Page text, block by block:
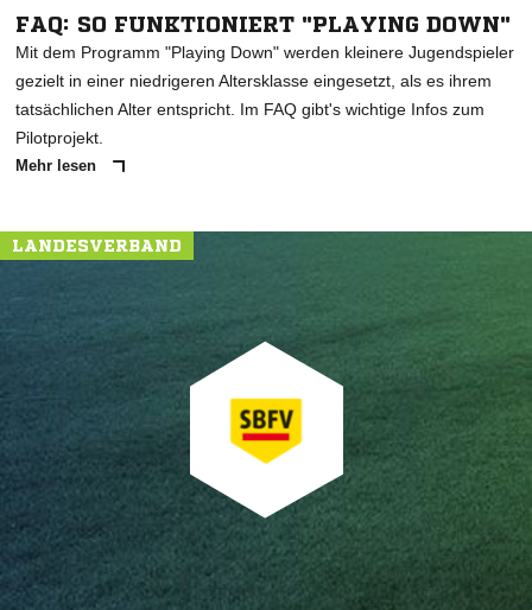
FAQ: SO FUNKTIONIERT "PLAYING DOWN"
Mit dem Programm "Playing Down" werden kleinere Jugendspieler
gezielt in einer niedrigeren Altersklasse eingesetzt, als es ihrem
tatsächlichen Alter entspricht. Im FAQ gibt's wichtige Infos zum
Pilotprojekt.
Mehr lesen
LANDESVERBAND